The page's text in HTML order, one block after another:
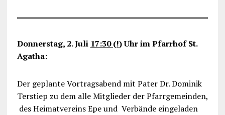
Donnerstag, 2. Juli 17:30 (!) Uhr im Pfarrhof St.
Agatha:
Der geplante Vortragsabend mit Pater Dr. Dominik
Terstiep zu dem alle Mitglieder der Pfarrgemeinden,
des Heimatvereins Epe und Verbände eingeladen